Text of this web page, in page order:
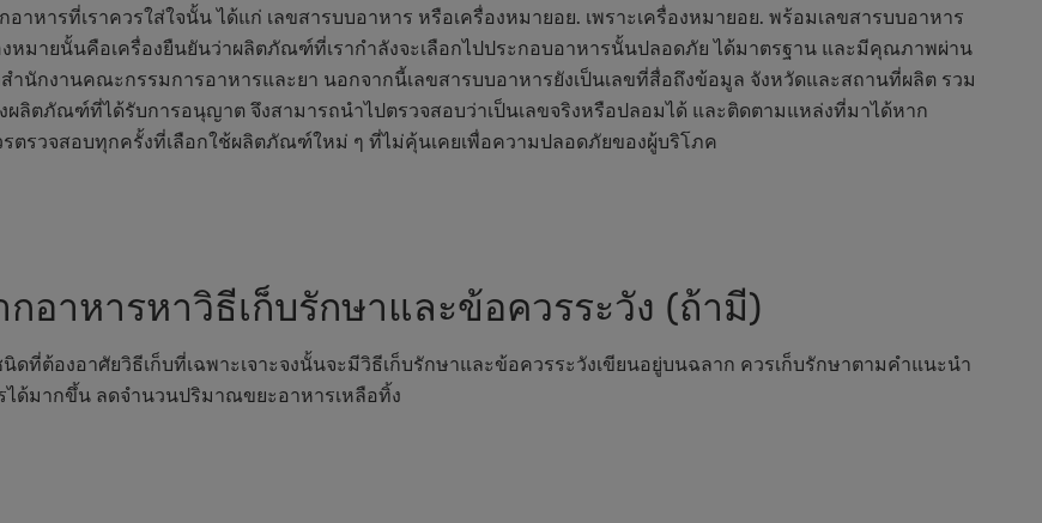
าหารที่เราควรใส่ใจนั้น ได้แก่ เลขสารบบอาหาร หรือเครื่องหมายอย. เพราะเครื่องหมายอย. พร้อมเลขสารบบอาหาร
งหมายนั้นคือเครื่องยืนยันว่าผลิตภัณฑ์ที่เรากำลังจะเลือกไปประกอบอาหารนั้นปลอดภัย ได้มาตรฐาน และมีคุณภาพผ่าน
ำนักงานคณะกรรมการอาหารและยา นอกจากนี้เลขสารบบอาหารยังเป็นเลขที่สื่อถึงข้อมูล จังหวัดและสถานที่ผลิต รวม
ผลิตภัณฑ์ที่ได้รับการอนุญาต จึงสามารถนำไปตรวจสอบว่าเป็นเลขจริงหรือปลอมได้ และติดตามแหล่งที่มาได้หาก
รวจสอบทุกครั้งที่เลือกใช้ผลิตภัณฑ์ใหม่ ๆ ที่ไม่คุ้นเคยเพื่อความปลอดภัยของผู้บริโภค
อาหารหาวิธีเก็บรักษาและข้อควรระวัง (ถ้ามี)
ดที่ต้องอาศัยวิธีเก็บที่เฉพาะเจาะจงนั้นจะมีวิธีเก็บรักษาและข้อควรระวังเขียนอยู่บนฉลาก ควรเก็บรักษาตามคำแนะนำ
ได้มากขึ้น ลดจำนวนปริมาณขยะอาหารเหลือทิ้ง